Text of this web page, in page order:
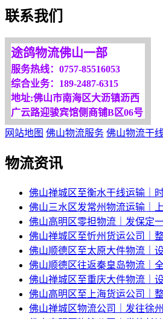
欢迎您光临！
我们将竭诚为你服务！
联系我们
途鸽物流佛山一部
服务热线：0757-85516053
综合业务：189-2487-6315
地址:佛山市南海区大沥镇沥西
广云路迎骏宾馆侧商铺B区06号
网站地图 佛山物流服务 佛山物流干线
物流资讯
佛山禅城区至衡水干线运输｜
佛山三水区发常州物流运输｜
佛山高明区零担物流｜发保定
佛山禅城区至忻州货运公司｜
佛山顺德区至太原大件物流｜
佛山顺德区往返秦皇岛物流｜
佛山禅城区至重庆大件物流｜
佛山高明区至上海货运公司｜
佛山禅城区物流公司｜发往徐